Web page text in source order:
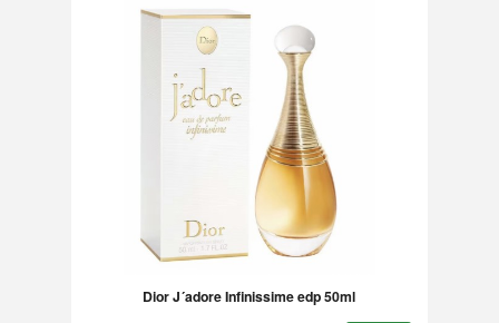
Dior J´adore Infinissime edp 50ml